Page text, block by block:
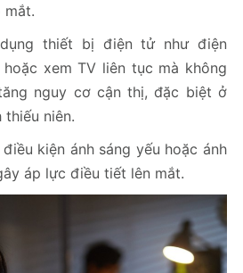
mắt.
thiết bị điện tử như điện
xem TV liên tục mà không
nguy cơ cận thị, đặc biệt ở
thiếu niên.
kiện ánh sáng yếu hoặc ánh
áp lực điều tiết lên mắt.